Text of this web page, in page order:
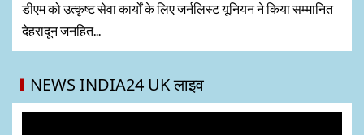
डीएम को उत्कृष्ट सेवा कार्यों के लिए जर्नलिस्ट यूनियन ने किया सम्मानित
देहरादून जनहित...
NEWS INDIA24 UK लाइव